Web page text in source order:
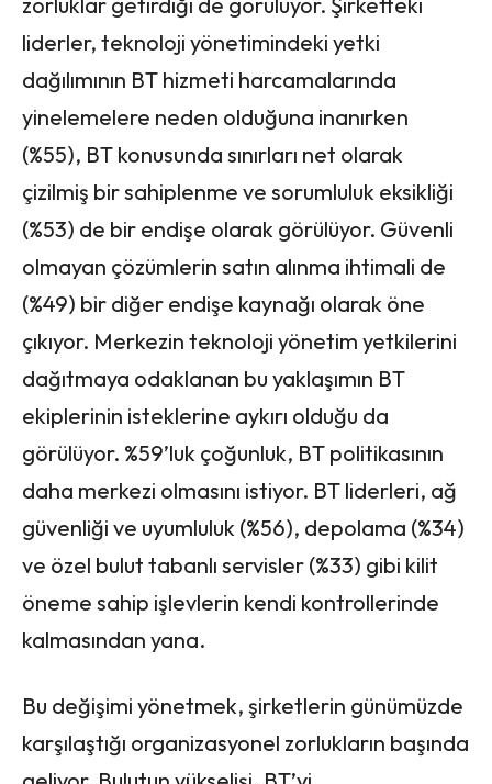
liderler, teknoloji yönetimindeki yetki
dağılımının BT hizmeti harcamalarında
yinelemelere neden olduğuna inanırken
(%55), BT konusunda sınırları net olarak
çizilmiş bir sahiplenme ve sorumluluk eksikliği
(%53) de bir endişe olarak görülüyor. Güvenli
olmayan çözümlerin satın alınma ihtimali de
(%49) bir diğer endişe kaynağı olarak öne
çıkıyor. Merkezin teknoloji yönetim yetkilerini
dağıtmaya odaklanan bu yaklaşımın BT
ekiplerinin isteklerine aykırı olduğu da
görülüyor. %59’luk çoğunluk, BT politikasının
daha merkezi olmasını istiyor. BT liderleri, ağ
güvenliği ve uyumluluk (%56), depolama (%34)
ve özel bulut tabanlı servisler (%33) gibi kilit
öneme sahip işlevlerin kendi kontrollerinde
kalmasından yana.
Bu değişimi yönetmek, şirketlerin günümüzde
karşılaştığı organizasyonel zorlukların başında